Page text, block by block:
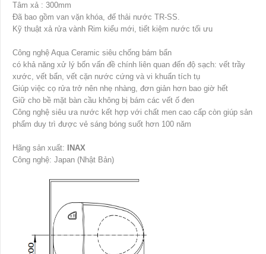
Tâm xả : 300mm
Đã bao gồm van vặn khóa, đế thải nước TR-SS.
Kỹ thuật xả rửa vành Rim kiểu mới, tiết kiệm nước tối ưu
Công nghệ Aqua Ceramic siêu chống bám bẩn
có khả năng xử lý bốn vấn đề chính liên quan đến độ sạch: vết trầy
xước, vết bẩn, vết cặn nước cứng và vi khuẩn tích tụ
Giúp việc cọ rửa trở nên nhẹ nhàng, đơn giản hơn bao giờ hết
Giữ cho bề mặt bàn cầu không bị bám các vết ố đen
Công nghệ siêu ưa nước kết hợp với chất men cao cấp còn giúp sản
phẩm duy trì được vẻ sáng bóng suốt hơn 100 năm
Hãng sản xuất:
INAX
Công nghệ: Japan (Nhật Bản)